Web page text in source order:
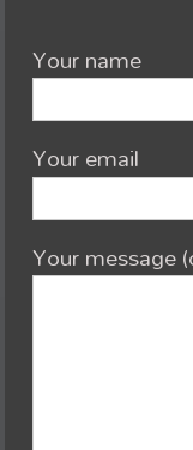
Your name
Your email
Your message